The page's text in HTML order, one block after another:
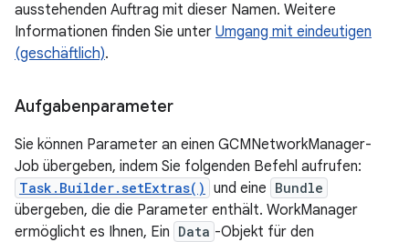
ausstehenden Auftrag mit dieser Namen. Weitere
Informationen finden Sie unter Umgang mit eindeutigen
(geschäftlich).
Aufgabenparameter
Sie können Parameter an einen GCMNetworkManager-
Job übergeben, indem Sie folgenden Befehl aufrufen:
Task.Builder.setExtras() und eine Bundle
übergeben, die die Parameter enthält. WorkManager
ermöglicht es Ihnen, Ein Data -Objekt für den